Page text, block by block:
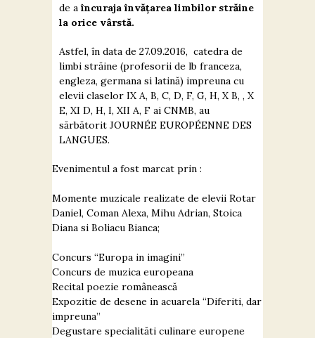
de a încuraja învățarea limbilor străine
la orice vârstă.
Astfel, în data de 27.09.2016, catedra de
limbi străine (profesorii de lb franceza,
engleza, germana si latină) impreuna cu
elevii claselor IX A, B, C, D, F, G, H, X B, , X
E, XI D, H, I, XII A, F ai CNMB, au
sărbătorit JOURNÉE EUROPÉENNE DES
LANGUES.
Evenimentul a fost marcat prin :
Momente muzicale realizate de elevii Rotar
Daniel, Coman Alexa, Mihu Adrian, Stoica
Diana si Boliacu Bianca;
Concurs “Europa in imagini”
Concurs de muzica europeana
Recital poezie românească
Expozitie de desene in acuarela “Diferiti, dar
impreuna”
Degustare specialităti culinare europene